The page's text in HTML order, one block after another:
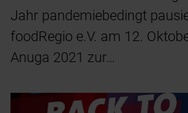
Jahr pandemiebedingt
foodRegio e.V. am 12.
Anuga 2021 zur…